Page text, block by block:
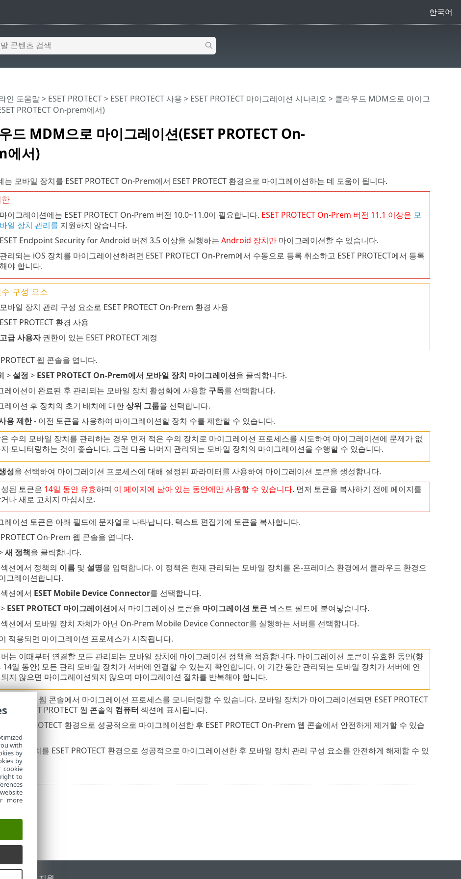
한국어
드 MDM으로 마이그레이션(ESET PROTECT On-
에서)
인 도움말> ESET PROTECT> ESET PROTECT 사용 > ESET PROTECT 마이그레이션 시나리오 > 클라우드 MDM으로 마이그
PROTECT On-prem에서)
는 모바일 장치를 ESET PROTECT On-Prem에서 ESET PROTECT 환경으로 마이그레이션하는 데 도움이 됩니다.
마이그레이션에는 ESET PROTECT On-Prem 버전 10.0~11.0이 필요합니다. ESET PROTECT On-Prem 버전 11.1 이상은 모
바일 장치 관리를 지원하지 않습니다.
ESET Endpoint Security for Android 버전 3.5 이상을 실행하는 Android 장치만마이그레이션할 수 있습니다.
관리되는 iOS 장치를 마이그레이션하려면 ESET PROTECT On-Prem에서 수동으로 등록 취소하고 ESET PROTECT에서 등록
해야 합니다.
구성 요소
모바일 장치 관리 구성 요소로 ESET PROTECT On-Prem 환경 사용
ESET PROTECT 환경 사용
고급 사용자권한이 있는 ESET PROTECT 계정
PROTECT 웹 콘솔을 엽니다.
>설정 > ESET PROTECT On-Prem에서 모바일 장치 마이그레이션을 클릭합니다.
레이션이 완료된 후 관리되는 모바일 장치 활성화에 사용할 구독를 선택합니다.
레이션 후 장치의 초기 배치에 대한상위 그룹을 선택합니다.
용 제한- 이전 토큰을 사용하여 마이그레이션할 장치 수를 제한할 수 있습니다.
수의 모바일 장치를 관리하는 경우 먼저 적은 수의 장치로 마이그레이션 프로세스를 시도하여 마이그레이션에 문제가 없
모니터링하는 것이 좋습니다. 그런 다음 나머지 관리되는 모바일 장치의 마이그레이션을 수행할 수 있습니다.
성을 선택하여 마이그레이션 프로세스에 대해 설정된 파라미터를 사용하여 마이그레이션 토큰을 생성합니다.
된 토큰은 14일 동안 유효하며 이 페이지에 남아 있는 동안에만 사용할 수 있습니다. 먼저 토큰을 복사하기 전에 페이지를
나 새로 고치지 마십시오.
레이션 토큰은 아래 필드에 문자열로 나타납니다. 텍스트 편집기에 토큰을 복사합니다.
PROTECT On-Prem 웹 콘솔을 엽니다.
새 정책을 클릭합니다.
션에서 정책의 이름및 설명을 입력합니다. 이 정책은 현재 관리되는 모바일 장치를 온-프레미스 환경에서 클라우드 환경으
그레이션합니다.
섹션에서 ESET Mobile Device Connector를 선택합니다.
ESET PROTECT 마이그레이션에서 마이그레이션 토큰을 마이그레이션 토큰텍스트 필드에 붙여넣습니다.
션에서 모바일 장치 자체가 아닌 On-Prem Mobile Device Connector를 실행하는 서버를 선택합니다.
적용되면 마이그레이션 프로세스가 시작됩니다.
는 이때부터 연결할 모든 관리되는 모바일 장치에 마이그레이션 정책을 적용합니다. 마이그레이션 토큰이 유효한 동안(향
14일 동안) 모든 관리 모바일 장치가 서버에 연결할 수 있는지 확인합니다. 이 기간 동안 관리되는 모바일 장치가 서버에 연
지 않으면 마이그레이션되지 않으며 마이그레이션 절차를 반복해야 합니다.
PROTECT 웹 콘솔에서 마이그레이션 프로세스를 모니터링할 수 있습니다. 모바일 장치가 마이그레이션되면 ESET PROTECT
되고 ESET PROTECT 웹 콘솔의 컴퓨터 섹션에 표시됩니다.
ESET PROTECT 환경으로 성공적으로 마이그레이션한 후 ESET PROTECT On-Prem 웹 콘솔에서 안전하게 제거할 수 있습
바일 장치를 ESET PROTECT 환경으로 성공적으로 마이그레이션한 후 모바일 장치 관리 구성 요소를 안전하게 해제할 수 있
.
with
by
by
cookie
to
more